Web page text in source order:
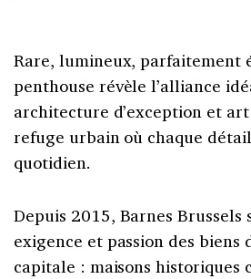
Rare, lumineux, parfaitement
penthouse révèle l’alliance
architecture d’exception et
refuge urbain où chaque
quotidien.
Depuis 2015, Barnes Brussels
exigence et passion des biens
capitale : maisons historiques